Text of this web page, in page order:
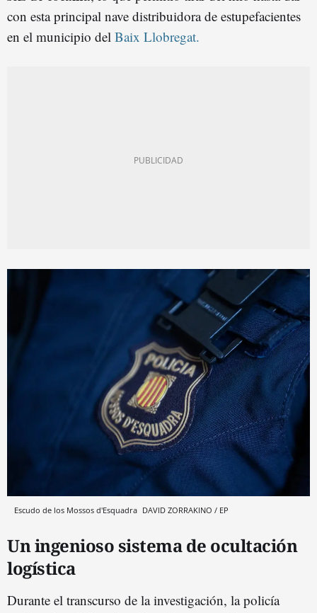
con esta principal nave distribuidora de estupefacientes
en el municipio del Baix Llobregat.
Escudo de los Mossos d'Esquadra DAVID ZORRAKINO / EP
Un ingenioso sistema de ocultación
logística
Durante el transcurso de la investigación, la policía